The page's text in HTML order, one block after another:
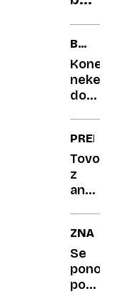
k
BELE
Konec
neke
dobe:
Jogan
po
212
v
pokoj
z
na
cesto
poslali
Se
ponoči